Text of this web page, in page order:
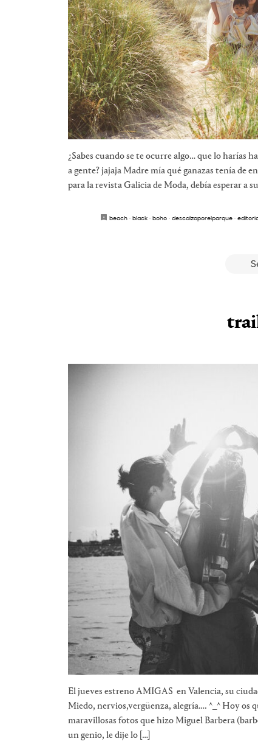
¿Sabes cuando se te ocurre algo… que lo harías
a gente? jajaja Madre mía qué ganazas tenía de
para la revista Galicia de Moda, debía esperar a
beach · black · boho · descalzaporelparque ·
El jueves estreno AMIGAS en Valencia, su
Miedo, nervios,vergüenza, alegría…. ^_^ Hoy os
maravillosas fotos que hizo Miguel Barbera
un genio, le dije lo […]